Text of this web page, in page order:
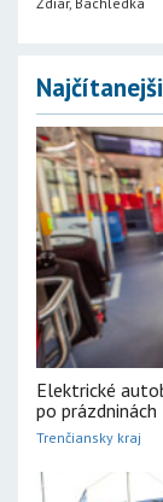
Elektrické
po prázdninách
Trenčiansky kraj